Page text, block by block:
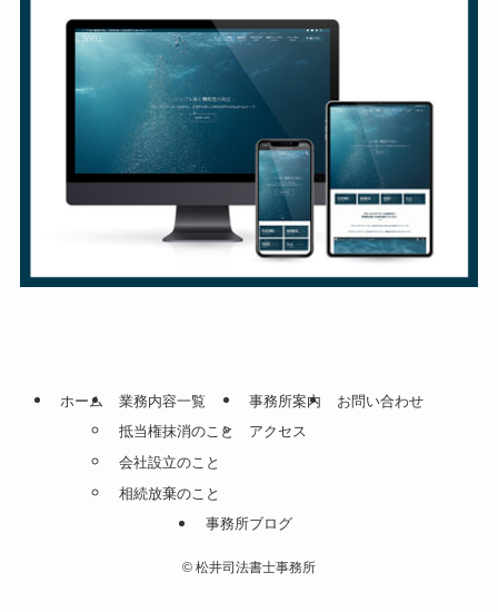
ホーム
業務内容一覧
抵当権抹消のこと
会社設立のこと
相続放棄のこと
事務所案内
アクセス
お問い合わせ
事務所ブログ
© 松井司法書士事務所